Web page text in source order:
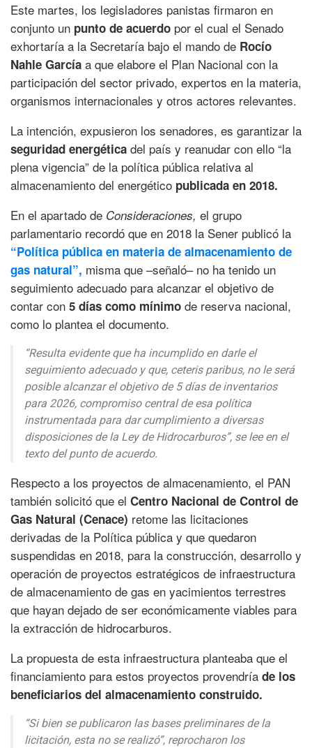
Este martes, los legisladores panistas firmaron en
conjunto un punto de acuerdo por el cual el Senado
exhortaría a la Secretaría bajo el mando de Rocío
Nahle García a que elabore el Plan Nacional con la
participación del sector privado, expertos en la materia,
organismos internacionales y otros actores relevantes.
La intención, expusieron los senadores, es garantizar la
seguridad energética del país y reanudar con ello “la
plena vigencia” de la política pública relativa al
almacenamiento del energético publicada en 2018.
En el apartado de Consideraciones, el grupo
parlamentario recordó que en 2018 la Sener publicó la
“Política pública en materia de almacenamiento de
gas natural”, misma que –señaló– no ha tenido un
seguimiento adecuado para alcanzar el objetivo de
contar con 5 días como mínimo de reserva nacional,
como lo plantea el documento.
“Resulta evidente que ha incumplido en darle el
seguimiento adecuado y que, ceteris paribus, no le será
posible alcanzar el objetivo de 5 días de inventarios
para 2026, compromiso central de esa política
instrumentada para dar cumplimiento a diversas
disposiciones de la Ley de Hidrocarburos”, se lee en el
texto del punto de acuerdo.
Respecto a los proyectos de almacenamiento, el PAN
también solicitó que el Centro Nacional de Control de
Gas Natural (Cenace) retome las licitaciones
derivadas de la Política pública y que quedaron
suspendidas en 2018, para la construcción, desarrollo y
operación de proyectos estratégicos de infraestructura
de almacenamiento de gas en yacimientos terrestres
que hayan dejado de ser económicamente viables para
la extracción de hidrocarburos.
La propuesta de esta infraestructura planteaba que el
financiamiento para estos proyectos provendría de los
beneficiarios del almacenamiento construido.
“Si bien se publicaron las bases preliminares de la
licitación, esta no se realizó”, reprocharon los